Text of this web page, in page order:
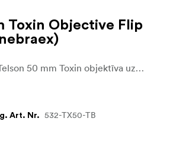
Toxin Objective Flip
Tenebraex ražotais Telson 50 mm Toxin objektīva uzsveramais aizsargvāciņš ir augstākās kvalitātes priekšējā objektīva aizsargvāciņš, kas paredzēts binoklim Toxin 3-18x50. Tas palīdz pasargāt 50 mm objektīva lēcu no putekļiem, netīrumiem un laika apstākļu ietekmes transportēšanas un lietošanas laikā.
Art. Nr. 532-TX50-TB